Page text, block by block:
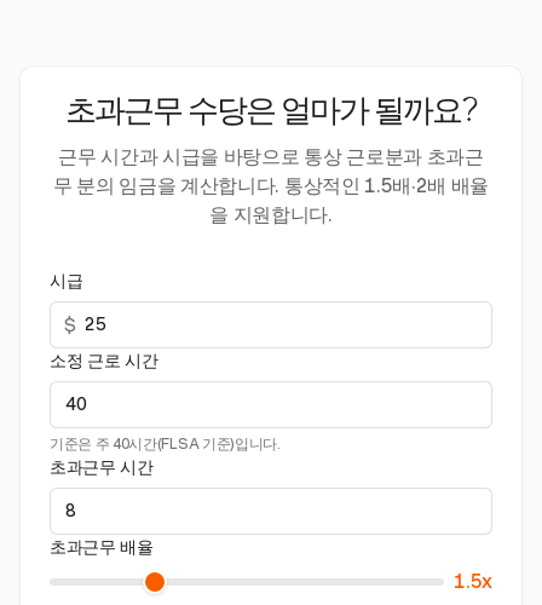
초과근무 수당은 얼마가 될까요?
근무 시간과 시급을 바탕으로 통상 근로분과 초과근
무 분의 임금을 계산합니다. 통상적인 1.5배·2배 배율
을 지원합니다.
시급
$
소정 근로 시간
기준은 주 40시간(FLSA 기준)입니다.
초과근무 시간
초과근무 배율
1.5x